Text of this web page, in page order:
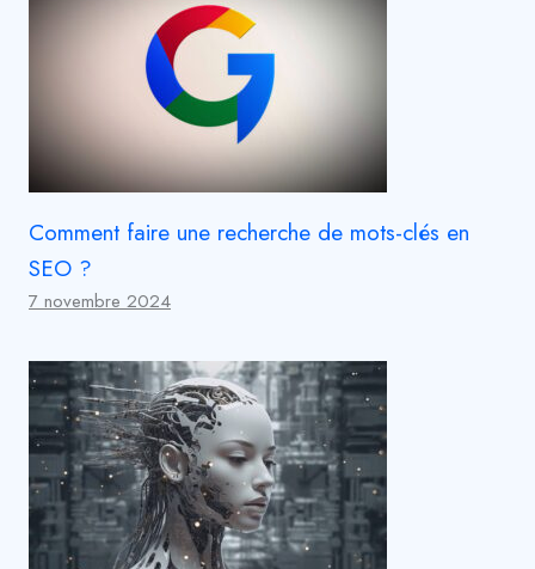
Comment faire une recherche de mots-clés en
SEO ?
7 novembre 2024